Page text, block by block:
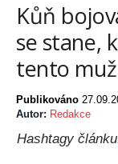
Kůň
se stane,
tento muž
Publikováno
Autor: Redakce
Hashtagy